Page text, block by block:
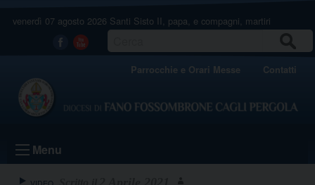
venerdì 07 agosto 2026 Santi Sisto II, papa, e compagni, martiri
Facebook
Youtube
Parrocchie e Orari Messe Contatti
Menu